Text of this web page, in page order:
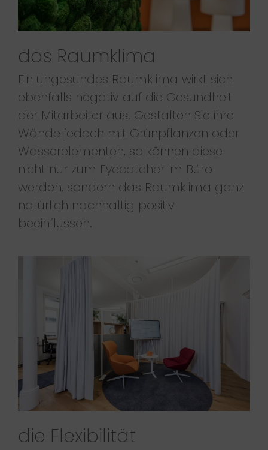
das Raumklima
Ein ungesundes Raumklima wirkt sich
ebenfalls negativ auf die Gesundheit
der Mitarbeiter aus. Gestalten Sie ihre
Wände jedoch mit Grünpflanzen oder
Wasserelementen, so können diese
nicht nur zum Eyecatcher im Büro
werden, sondern das Raumklima ganz
natürlich nachhaltig positiv
beeinflussen.
die Flexibilität